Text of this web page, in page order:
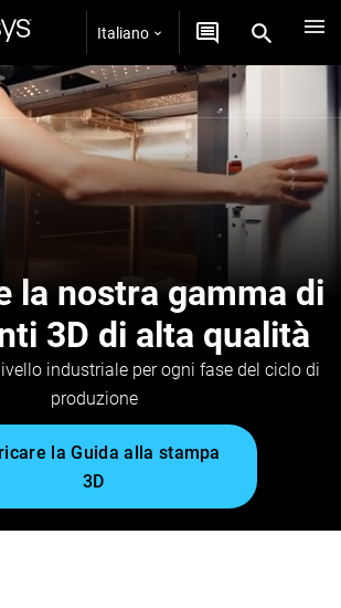
Italiano
la nostra gamma di
3D di alta qualità
industriale per ogni fase del ciclo di
produzione
la Guida alla stampa
3D